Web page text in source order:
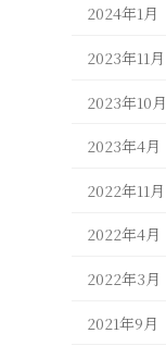
2024年1月
2023年11月
2023年10月
2023年4月
2022年11月
2022年4月
2022年3月
2021年9月